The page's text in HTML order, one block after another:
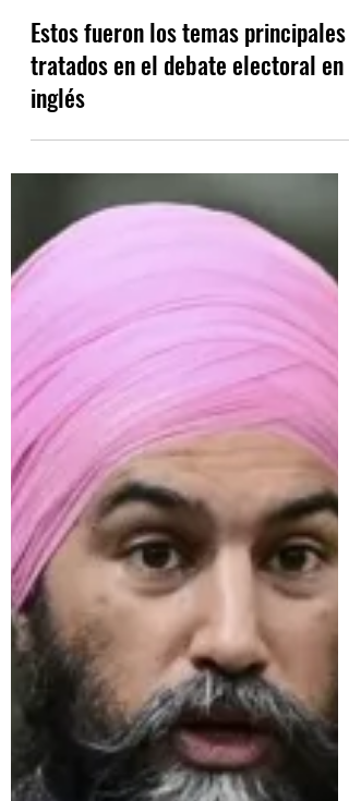
Sep 10, 2021
Estos fueron los temas principales
tratados en el debate electoral en
inglés